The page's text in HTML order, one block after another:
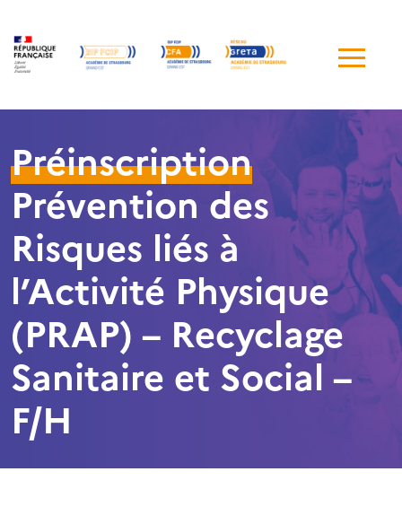
de
Préinscription
Prévention des
Risques liés à
l’Activité Physique
(PRAP) – Recyclage
Sanitaire et Social –
F/H